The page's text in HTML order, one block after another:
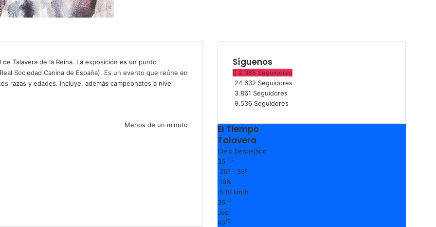
Talavera de la Reina. La exposición es un punto
Sociedad Canina de España). Es un evento que reúne en
razas y edades. Incluye, además campeonatos a nivel
Menos de un minuto
Síguenos
2.385 Seguidores
24.632 Seguidores
3.861 Seguidores
9.536 Seguidores
El Tiempo
Talavera
Cielo Despejado
36℃
36º - 33º
19%
5.19 km/h
36℃
Jue
40℃